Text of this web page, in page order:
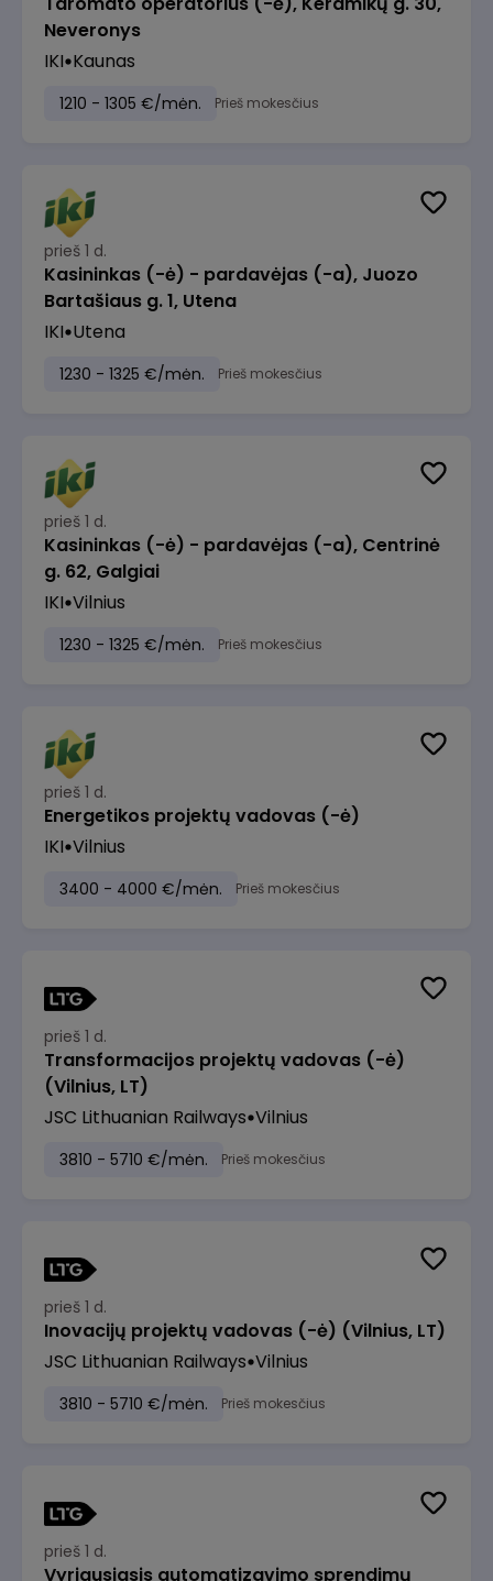
Neveronys
IKI Kaunas
1210 - 1305 €/mėn. Prieš mokesčius
prieš 1 d.
Kasininkas (-ė) - pardavėjas (-a), Juozo
Bartašiaus g. 1, Utena
IKI Utena
1230 - 1325 €/mėn. Prieš mokesčius
prieš 1 d.
Kasininkas (-ė) - pardavėjas (-a), Centrinė
g. 62, Galgiai
IKI Vilnius
1230 - 1325 €/mėn. Prieš mokesčius
prieš 1 d.
Energetikos projektų vadovas (-ė)
IKI Vilnius
3400 - 4000 €/mėn. Prieš mokesčius
prieš 1 d.
Transformacijos projektų vadovas (-ė)
(Vilnius, LT)
JSC Lithuanian Railways Vilnius
3810 - 5710 €/mėn. Prieš mokesčius
prieš 1 d.
Inovacijų projektų vadovas (-ė) (Vilnius, LT)
JSC Lithuanian Railways Vilnius
3810 - 5710 €/mėn. Prieš mokesčius
prieš 1 d.
Vyriausiasis automatizavimo sprendimų